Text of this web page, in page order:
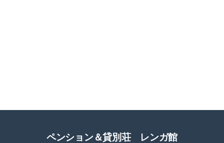
ペンション＆貸別荘 レンガ館